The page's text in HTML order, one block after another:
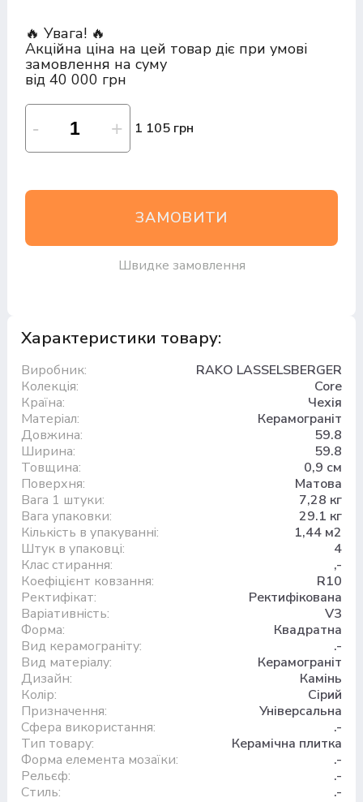
🔥 Увага! 🔥
Акційна ціна на цей товар діє при умові
замовлення на суму
від 40 000 грн
1 105 грн
ЗАМОВИТИ
Швидке замовлення
Характеристики товару:
Виробник:
RAKO LASSELSBERGER
Колекція:
Core
Країна:
Чехія
Матеріал:
Керамограніт
Довжина:
59.8
Ширина:
59.8
Товщина:
0,9 см
Поверхня:
Матова
Вага 1 штуки:
7,28 кг
Вага упаковки:
29.1 кг
Кількість в упакуванні:
1,44 м2
Штук в упаковці:
4
Клас стирання:
,-
Коефіцієнт ковзання:
R10
Ректифікат:
Ректифікована
Варіативність:
V3
Форма:
Квадратна
Вид керамограніту:
.-
Вид матеріалу:
Керамограніт
Дизайн:
Камінь
Колір:
Сірий
Призначення:
Універсальна
Сфера використання:
.-
Тип товару:
Керамічна плитка
Форма елемента мозаїки:
.-
Рельєф:
.-
Стиль:
.-